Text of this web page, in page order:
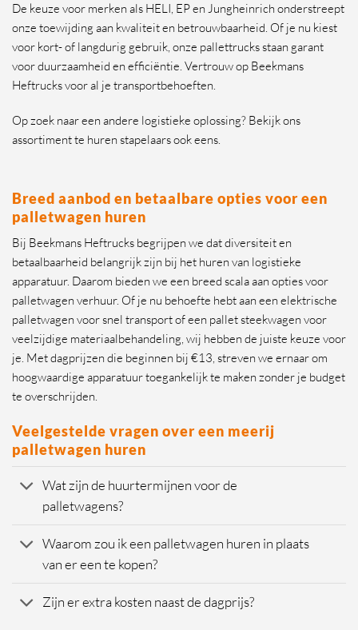
De keuze voor merken als HELI, EP en Jungheinrich onderstreept
onze toewijding aan kwaliteit en betrouwbaarheid. Of je nu kiest
voor kort- of langdurig gebruik, onze pallettrucks staan garant
voor duurzaamheid en efficiëntie. Vertrouw op Beekmans
Heftrucks voor al je transportbehoeften.
Op zoek naar een andere logistieke oplossing? Bekijk ons
assortiment te huren stapelaars ook eens.
Breed aanbod en betaalbare opties voor een
palletwagen huren
Bij Beekmans Heftrucks begrijpen we dat diversiteit en
betaalbaarheid belangrijk zijn bij het huren van logistieke
apparatuur. Daarom bieden we een breed scala aan opties voor
palletwagen verhuur. Of je nu behoefte hebt aan een elektrische
palletwagen voor snel transport of een pallet steekwagen voor
veelzijdige materiaalbehandeling, wij hebben de juiste keuze voor
je. Met dagprijzen die beginnen bij €13, streven we ernaar om
hoogwaardige apparatuur toegankelijk te maken zonder je budget
te overschrijden.
Veelgestelde vragen over een meerij
palletwagen huren
Wat zijn de huurtermijnen voor de
palletwagens?
Waarom zou ik een palletwagen huren in plaats
van er een te kopen?
Zijn er extra kosten naast de dagprijs?